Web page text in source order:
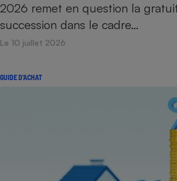
2026 remet en question la
succession dans le cadre…
Le 10 juillet 2026
GUIDE D'ACHAT